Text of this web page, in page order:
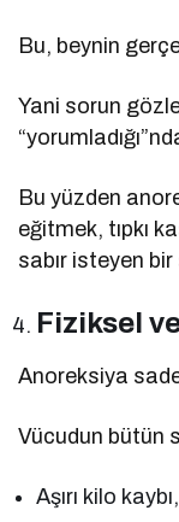
Bu, beynin
Yani sorun
Bu yüzden
eğitmek, tıpkı
sabır isteyen
Fiziksel
Anoreksiya
Vücudun bütün
Aşırı kilo